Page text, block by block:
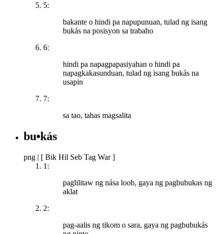
5:
bakante o hindi pa napupunuan, tulad ng isang
bukás na posisyon sa trabaho
6:
hindi pa napagpapasiyahan o hindi pa
napagkakasunduan, tulad ng isang bukás na
usapin
7:
sa tao, tahas magsalita
bu•kás
png | [ Bik Hil Seb Tag War ]
1:
paglilitaw ng nása loob, gaya ng pagbubukas ng
aklat
2:
pag-aalis ng tikom o sara, gaya ng pagbubukás